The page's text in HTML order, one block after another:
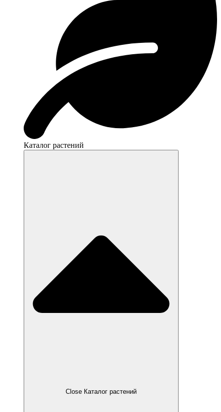
Каталог растений
Close Каталог растений